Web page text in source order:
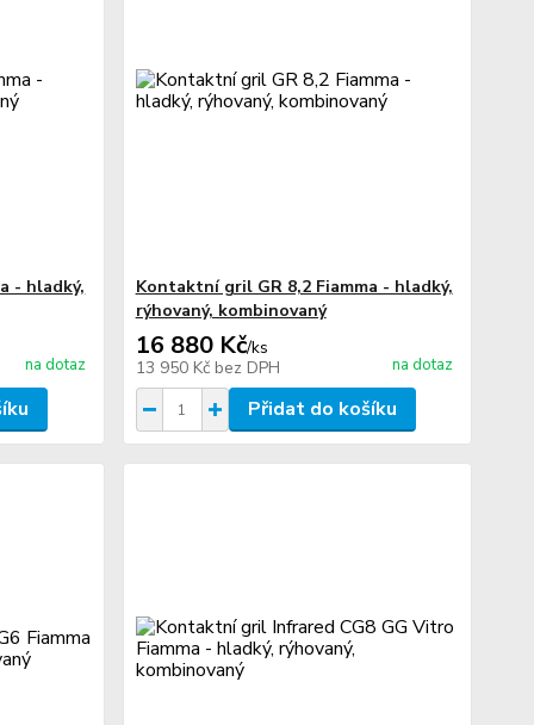
- hladký,
na dotaz
Kontaktní gril GR 8,2 Fiamma - hladký,
rýhovaný, kombinovaný
16 880 Kč/ks
13 950 Kč bez DPH na dotaz
Přidat do košíku